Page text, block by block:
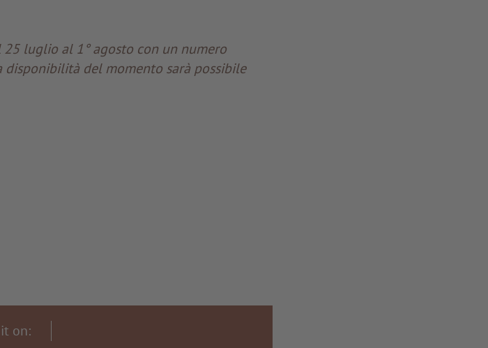
25 luglio al 1° agosto con un numero
del momento sarà possibile
on: